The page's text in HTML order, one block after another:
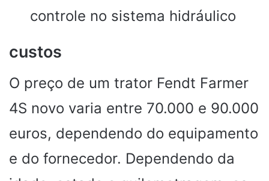
controle no sistema hidráulico
custos
O preço de um trator Fendt Farmer
4S novo varia entre 70.000 e 90.000
euros, dependendo do equipamento
e do fornecedor. Dependendo da